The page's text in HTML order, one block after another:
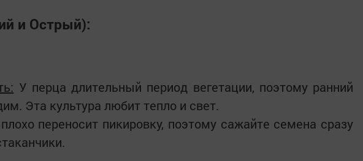
и Острый):
У перца длительный период вегетации, поэтому ранний
Эта культура любит тепло и свет.
переносит пикировку, поэтому сажайте семена сразу